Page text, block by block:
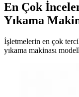
En Çok
Yıkama
İşletmelerin en çok
yıkama makinası